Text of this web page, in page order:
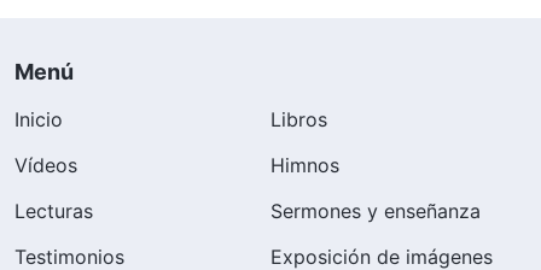
Menú
Inicio
Libros
Vídeos
Himnos
Lecturas
Sermones y enseñanza
Testimonios
Exposición de imágenes